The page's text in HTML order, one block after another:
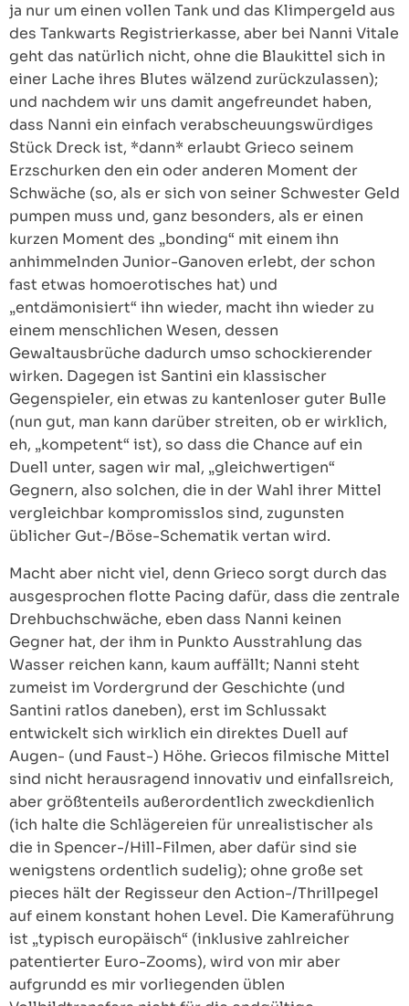
ja nur um einen vollen Tank und das Klimpergeld aus
des Tankwarts Registrierkasse, aber bei Nanni Vitale
geht das natürlich nicht, ohne die Blaukittel sich in
einer Lache ihres Blutes wälzend zurückzulassen);
und nachdem wir uns damit angefreundet haben,
dass Nanni ein einfach verabscheuungswürdiges
Stück Dreck ist, *dann* erlaubt Grieco seinem
Erzschurken den ein oder anderen Moment der
Schwäche (so, als er sich von seiner Schwester Geld
pumpen muss und, ganz besonders, als er einen
kurzen Moment des „bonding“ mit einem ihn
anhimmelnden Junior-Ganoven erlebt, der schon
fast etwas homoerotisches hat) und
„entdämonisiert“ ihn wieder, macht ihn wieder zu
einem menschlichen Wesen, dessen
Gewaltausbrüche dadurch umso schockierender
wirken. Dagegen ist Santini ein klassischer
Gegenspieler, ein etwas zu kantenloser guter Bulle
(nun gut, man kann darüber streiten, ob er wirklich,
eh, „kompetent“ ist), so dass die Chance auf ein
Duell unter, sagen wir mal, „gleichwertigen“
Gegnern, also solchen, die in der Wahl ihrer Mittel
vergleichbar kompromisslos sind, zugunsten
üblicher Gut-/Böse-Schematik vertan wird.
Macht aber nicht viel, denn Grieco sorgt durch das
ausgesprochen flotte Pacing dafür, dass die zentrale
Drehbuchschwäche, eben dass Nanni keinen
Gegner hat, der ihm in Punkto Ausstrahlung das
Wasser reichen kann, kaum auffällt; Nanni steht
zumeist im Vordergrund der Geschichte (und
Santini ratlos daneben), erst im Schlussakt
entwickelt sich wirklich ein direktes Duell auf
Augen- (und Faust-) Höhe. Griecos filmische Mittel
sind nicht herausragend innovativ und einfallsreich,
aber größtenteils außerordentlich zweckdienlich
(ich halte die Schlägereien für unrealistischer als
die in Spencer-/Hill-Filmen, aber dafür sind sie
wenigstens ordentlich sudelig); ohne große set
pieces hält der Regisseur den Action-/Thrillpegel
auf einem konstant hohen Level. Die Kameraführung
ist „typisch europäisch“ (inklusive zahlreicher
patentierter Euro-Zooms), wird von mir aber
aufgrundd es mir vorliegenden üblen